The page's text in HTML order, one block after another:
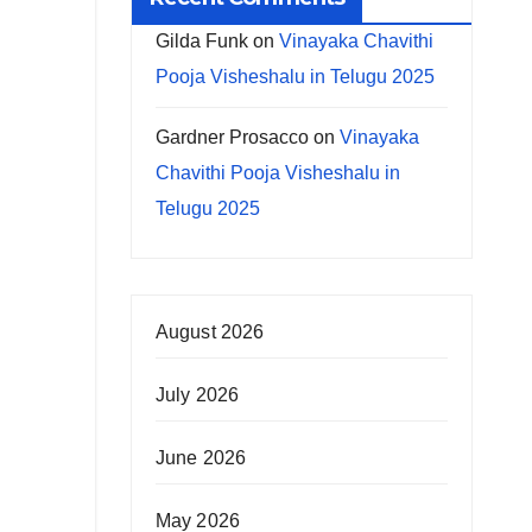
Gilda Funkon Vinayaka Chavithi
Pooja Visheshalu in Telugu 2025
Gardner Prosaccoon Vinayaka
Chavithi Pooja Visheshalu in
Telugu 2025
August 2026
July 2026
June 2026
May 2026